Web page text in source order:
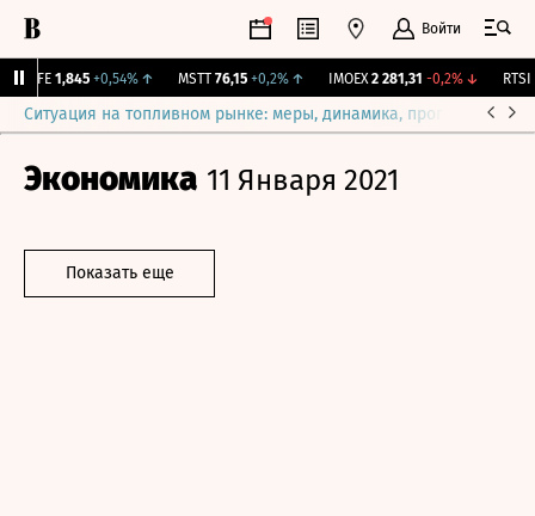
Войти
1,845 +0,54%↑ MSTT 76,15 +0,2%↑ IMOEX 2 281,31 -0,2%↓ RTSI
Ситуация на топливном рынке: меры, динамика, прогнозы
Экономика 11 Января 2021
Показать еще